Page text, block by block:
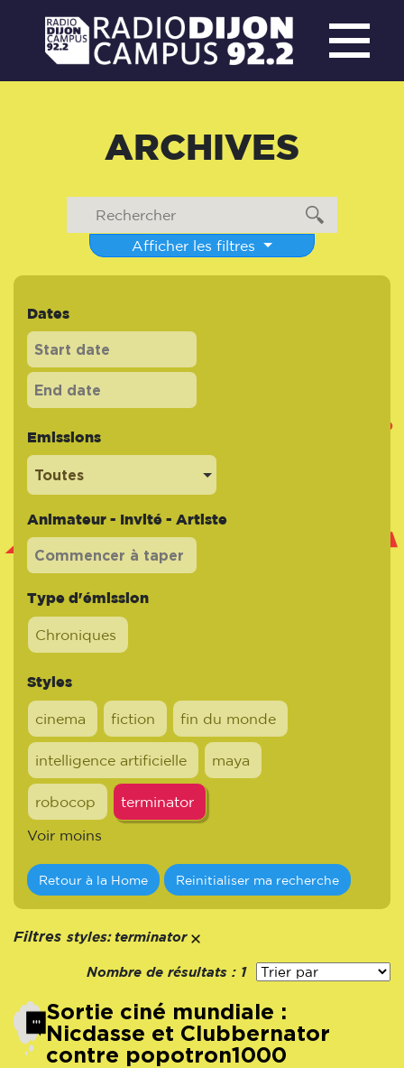
ARCHIVES
Afficher les filtres
Dates
Emissions
Toutes
Animateur - Invité - Artiste
Type d'émission
Chroniques
Styles
cinema fiction fin du monde
intelligence artificielle maya
robocop terminator
Voir moins
Retour à la Home Reinitialiser ma recherche
Filtres styles: terminator
Nombre de résultats : 1
Sortie ciné mundiale :
Nicdasse et Clubbernator
contre popotron1000